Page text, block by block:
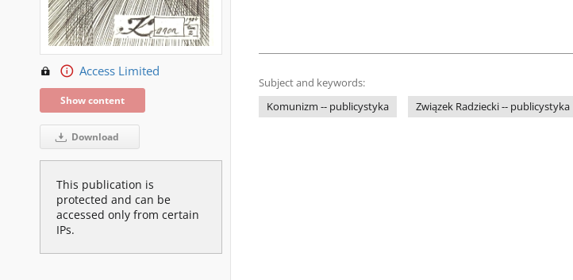
Access Limited
Show content
Download
This publication is
protected and can be
accessed only from certain
IPs.
Subject and keywords:
Komunizm -- publicystyka
Związek Radziecki -- publicystyka